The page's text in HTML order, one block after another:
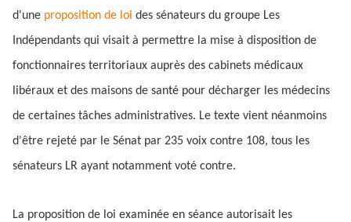
d'une proposition de loi des sénateurs du groupe Les
Indépendants qui visait à permettre la mise à disposition de
fonctionnaires territoriaux auprès des cabinets médicaux
libéraux et des maisons de santé pour décharger les médecins
de certaines tâches administratives. Le texte vient néanmoins
d'être rejeté par le Sénat par 235 voix contre 108, tous les
sénateurs LR ayant notamment voté contre.
La proposition de loi examinée en séance autorisait les